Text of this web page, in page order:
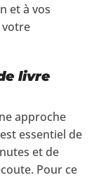
et à vos
votre
livre
approche
essentiel de
et de
Pour ce